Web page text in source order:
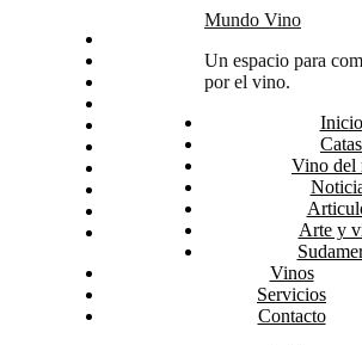
Arte y vino
Sudamerica
Mundo Vino
Un espacio para
por el vino.
Inicio
Catas
Vino del
Arte y
Vinos
Servicios
Contacto